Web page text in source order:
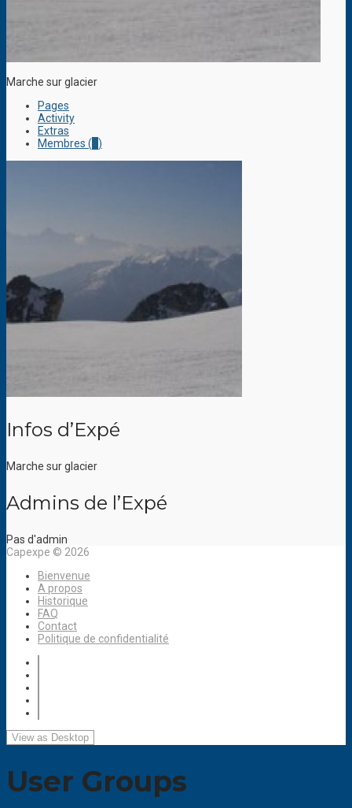
Marche sur glacier
Pages
Activity
Extras
Membres ( )
Infos d’Expé
Marche sur glacier
Admins de l’Expé
Pas d'admin
Capexpe © 2026
Bienvenue
A propos
Historique
FAQ
Contact
Politique de confidentialité
User Groups